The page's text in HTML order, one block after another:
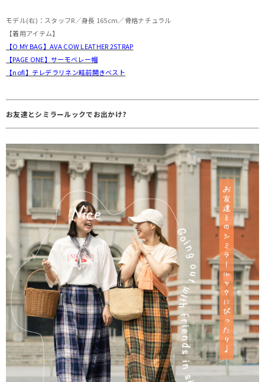
モデル(右)：スタッフR／身長 165cm／骨格ナチュラル
【着用アイテム】
【O MY BAG】AVA COW LEATHER 2STRAP
【PAGE ONE】サーモベレー帽
【nofl】テレデラリネン畦前開きベスト
お友達とシミラールックでお出かけ?